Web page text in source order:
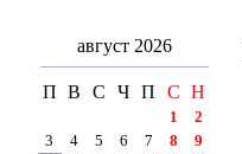
август 2026
П В С Ч П С Н
1
2
3
4 5 6 7 8
9